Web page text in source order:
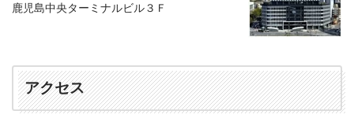
鹿児島中央ターミナルビル３Ｆ
アクセス